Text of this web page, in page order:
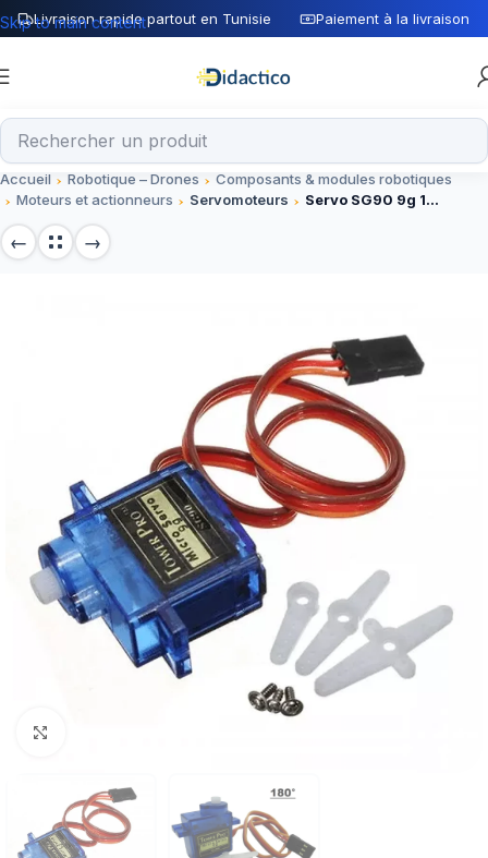
Livraison rapide partout en Tunisie Paiement à la livraison
Skip to main content
Accueil Robotique – Drones
Composants & modules robotiques
Moteurs et actionneurs
Servomoteurs Servo SG90 9g 180 degrés